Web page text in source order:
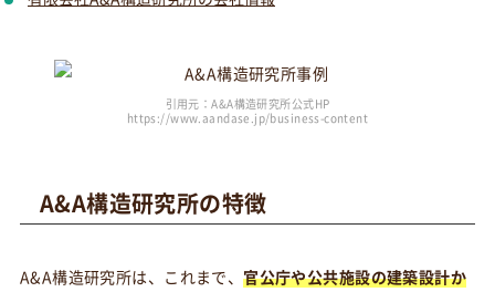
引用元：A&A構造研究所公式HP
https://www.aandase.jp/business-content
A&A構造研究所の特徴
A&A構造研究所は、これまで、官公庁や公共施設の建築設計か